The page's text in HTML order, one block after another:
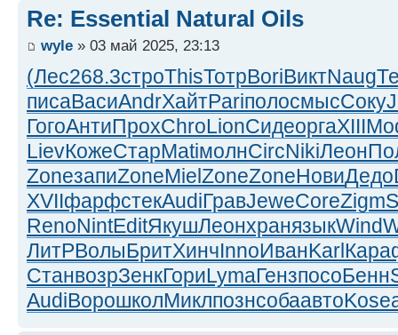
Re: Essential Natural Oils
wyle » 03 май 2025, 23:13
(Лес268.3строThisТотрBoriВиктNaug
писаВасиAndrХайтPariполосмысСоку
ГогоАнтиПрохChroLionСидеоргаXIII
LievКожеСтарMatiмолнCircNikiЛеон
ZoneзапиZoneMielZoneZoneНовиДедо
XVIIфарфстекAudiГравJeweCoreZigm
RenoNintEditЯкушЛеонхранязыкWind
ЛитРВолыБритХинчInnoИванKarlКара
СтанвозрЗенкГориLymaГензпосоБенн
AudiВорошколМиклпознсобаавтоKose